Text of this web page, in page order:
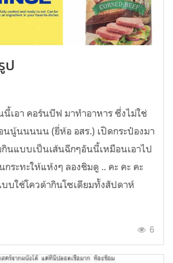
ป
นี้เอา คอร์นบีฟ มาทำอาหาร ซึ่งไม่ใช่
นู้นนนนน (ยี่ห้อ อสร.) เปิดกระป๋องมา
กินแบบเป็นเส้นฉีกๆอันนี้เหมือนเอาไป
ระทะให้แห้งๆ ลองชิมดู .. คะ คะ คะ
บบใช้โควต้ากินโซเดียมทั้งสัปดาห์
6